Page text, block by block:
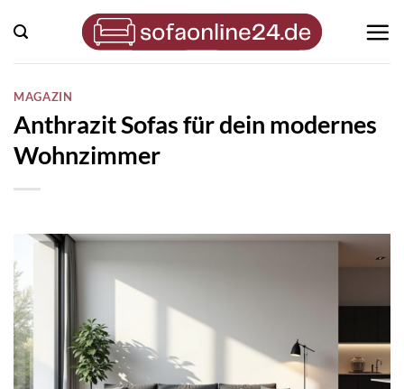
Inhalt
springen
MAGAZIN
Anthrazit Sofas für dein modernes
Wohnzimmer